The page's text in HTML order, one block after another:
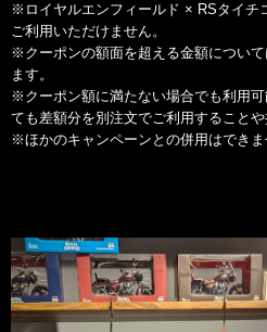
※ロイヤルエンフィールド × RSタイチ
ご利用いただけません。
※クーポンの額面を超える金額につい
ます。
※クーポン額に満たない場合でも利用
ても差額分を別注文でご利用することや
※ほかのキャンペーンとの併用はできま